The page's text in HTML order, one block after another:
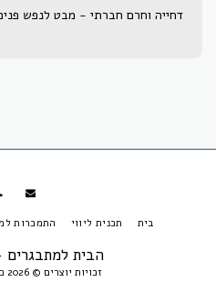
דחייה וחרם חברתי - מבט לנפש
הבית למתבגרים
זכויות יוצרים © 2026 כל הזכויות שמורות
בית תכנית ליווי התמכרות